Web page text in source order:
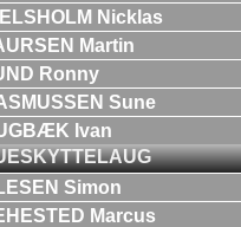
Nicklas
Martin
Ronny
Sune
Ivan
Simon
Marcus